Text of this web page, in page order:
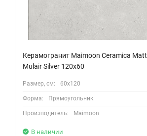
Керамогранит Maimoon Ceramica Matt
Mulair Silver 120х60
Размер, см: 60х120
Форма: Прямоугольник
Производитель: Maimoon
В наличии